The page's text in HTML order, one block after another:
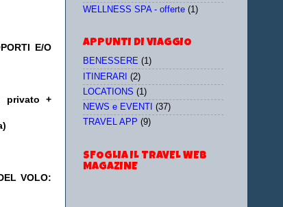
E/O
privato +
VOLO:
WELLNESS SPA - offerte (1)
APPUNTI DI VIAGGIO
BENESSERE (1)
ITINERARI (2)
LOCATIONS (1)
NEWS e EVENTI
(37)
TRAVEL APP (9)
SFOGLIA IL TRAVEL WEB
MAGAZINE